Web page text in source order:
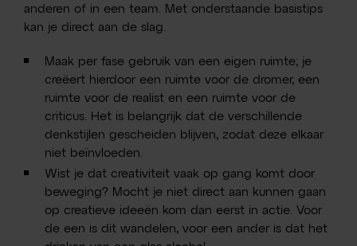
anderen of in een team. Met onderstaande basistips
kan je direct aan de slag.
Maak per fase gebruik van een eigen ruimte; je
creëert hierdoor een ruimte voor de dromer, een
ruimte voor de realist en een ruimte voor de
criticus. Het is belangrijk dat de verschillende
denkstijlen gescheiden blijven, zodat deze elkaar
niet beïnvloeden.
Wist je dat creativiteit vaak op gang komt door
beweging? Mocht je niet direct aan kunnen gaan
op creatieve ideeën kom dan eerst in actie. Voor
de een is dit wandelen, voor een ander is dat het